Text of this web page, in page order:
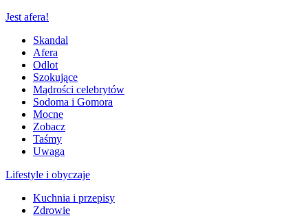
Jest afera!
Skandal
Afera
Odlot
Szokujące
Mądrości celebrytów
Sodoma i Gomora
Mocne
Zobacz
Taśmy
Uwaga
Lifestyle i obyczaje
Kuchnia i przepisy
Zdrowie